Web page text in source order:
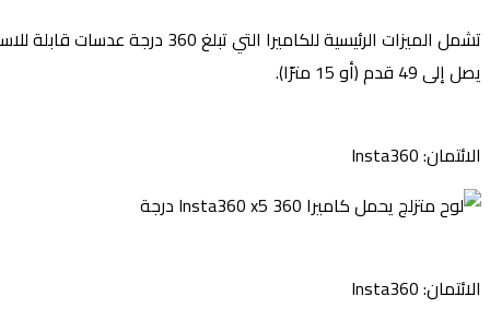
تشمل الميزات الرئيسية
يصل إلى 49 قدم (أو 15 مترًا).
الائتمان: Insta360
الائتمان: Insta360